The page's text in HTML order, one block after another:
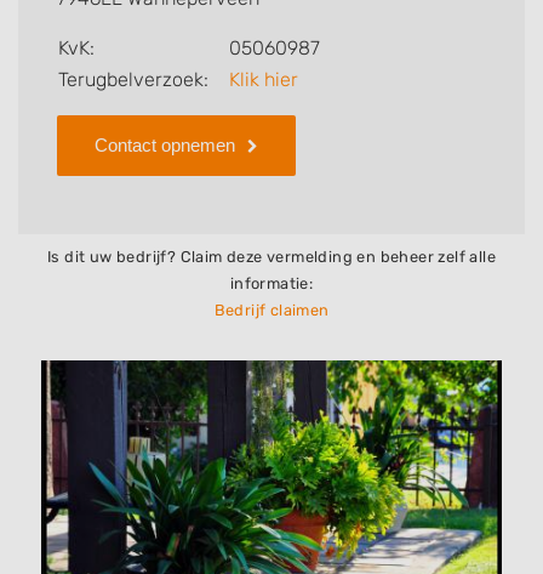
Zoekt u een ander bedrijf? Bekijk dan andere
hoveniers en bedrijven inWanneperveen
KvK:
05060987
Terugbelverzoek:
Klik hier
Contact opnemen
Is dit uw bedrijf? Claim deze vermelding en beheer zelf alle
informatie:
Bedrijf claimen